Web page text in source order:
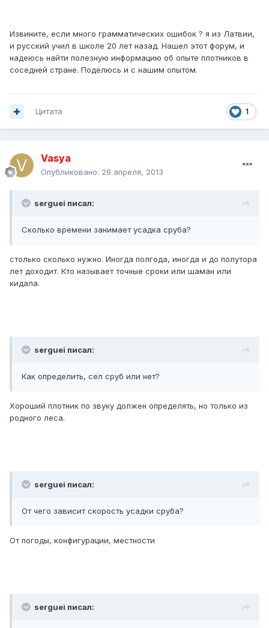
Извините, если много грамматических ошибок ? я из Латвии,
и русский учил в школе 20 лет назад. Нашел этот форум, и
надеюсь найти полезную информацию об опыте плотников в
соседней стране. Поделюсь и с нашим опытом.
1
Цитата
Vasya
Опубликовано: 29 апреля, 2013
serguei писал:
Сколько времени занимает усадка сруба?
столько сколько нужно. Иногда полгода, иногда и до полутора
лет доходит. Кто называет точные сроки или шаман или
кидала.
serguei писал:
Как определить, сел сруб или нет?
Хороший плотник по звуку должен определять, но только из
родного леса.
serguei писал:
От чего зависит скорость усадки сруба?
От погоды, конфигурации, местности
serguei писал: